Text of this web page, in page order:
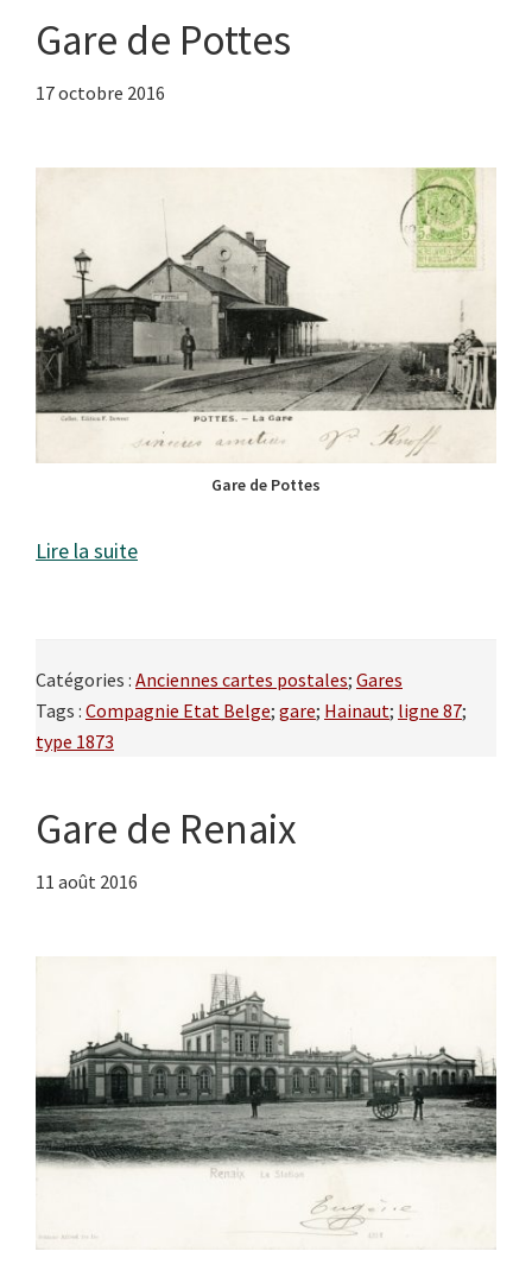
Gare de Pottes
17 octobre 2016
Gare de Pottes
Lire la suite
Catégories : Anciennes cartes postales; Gares
Tags : Compagnie Etat Belge; gare; Hainaut; ligne 87;
type 1873
Gare de Renaix
11 août 2016